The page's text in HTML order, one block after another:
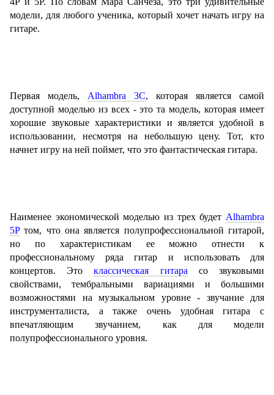
модели, для любого ученика, который хочет начать игру на
гитаре.
Первая модель, Alhambra 3С, которая является самой
доступной моделью из всех - это та модель, которая имеет
хорошие звуковые характеристики и является удобной в
использовании, несмотря на небольшую цену. Тот, кто
начнет игру на ней поймет, что это фантастическая гитара.
Наименее экономической моделью из трех будет Alhambra
5Pтом, что она является полупрофессиональной гитарой,
но по характеристикам ее можно отнести к
профессиональному ряда гитар и использовать для
концертов. Этоклассическая гитара со звуковыми
свойствами, тембральными вариациями и большими
возможностями на музыкальном уровне - звучание для
инструменталиста, а также очень удобная гитара с
впечатляющим звучанием, как для модели
полупрофессионального уровня.